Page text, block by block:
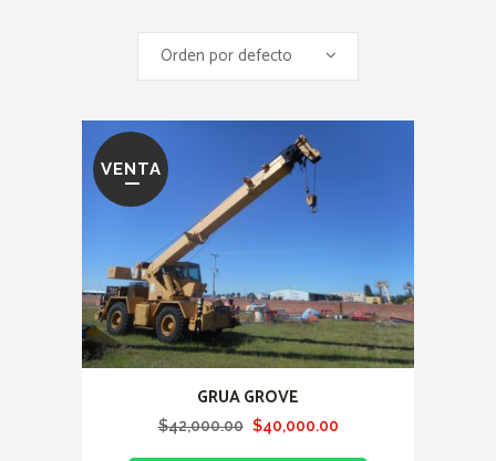
Orden por defecto
VENTA
GRUA GROVE
$42,000.00 Original
$40,000.00Current